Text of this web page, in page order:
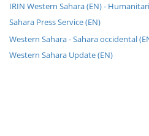
IRIN Western Sahara (EN) -
Sahara Press Service (EN)
Western Sahara - Sahara occidental
Western Sahara Update (EN)